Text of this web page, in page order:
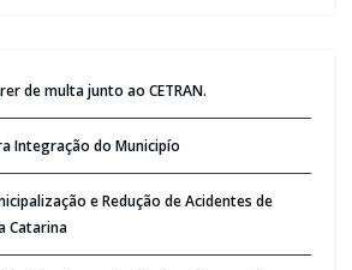
de multa junto ao CETRAN.
Integração do Municipío
e Redução de Acidentes de
Catarina